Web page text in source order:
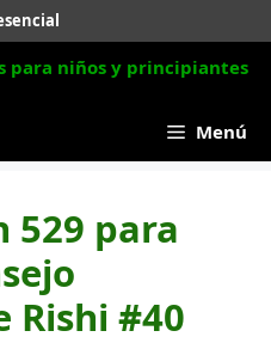
Menú
529 para
Rishi #40